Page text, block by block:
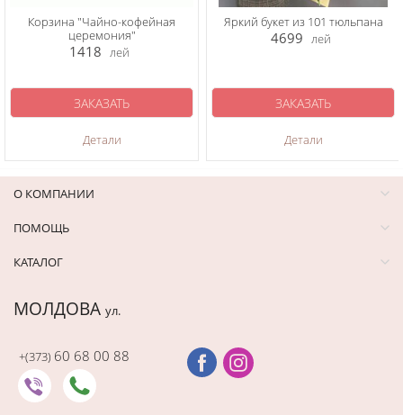
Корзина "Чайно-кофейная
церемония"
1418 лей
Детали
ЗАКАЗАТЬ
Яркий букет из 101 тюльпана
4699 лей
Детали
ЗАКАЗАТЬ
О КОМПАНИИ
ПОМОЩЬ
КАТАЛОГ
МОЛДОВА ул.
+(373) 60 68 00 88